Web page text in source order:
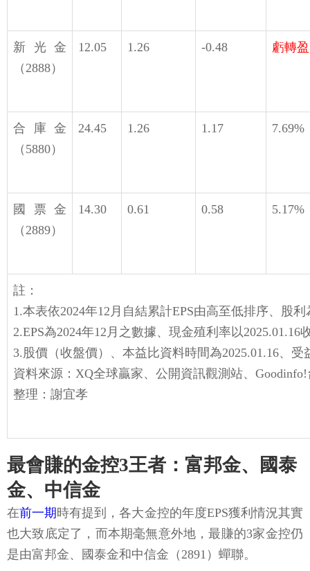
新光金
（2888）
12.05 1.26 -0.48 虧轉盈
合庫金
（5880）
24.45 1.26 1.17 7.69%
國票金
（2889）
14.30 0.61 0.58 5.17%
註：
1.本表依2024年12月自結累計EPS由高至低排序、股
2.EPS為2024年12月之數據、現金殖利率以
3.股價（收盤價）、本益比資料時間為2025.01.16、受
資料來源：XQ全球贏家、公開資訊觀測站、
整理：謝宜孝
最會賺的金控3王者：富邦金、國泰
金、中信金
在前一期時有提到，各大金控的年度EPS獲利情況其實
也大致底定了，而本期毫無意外地，最賺的3家金控仍
是由富邦金、國泰金和中信金（2891）蟬聯。